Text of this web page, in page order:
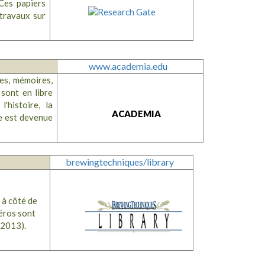
papiers
sur
www.academia.edu
mémoires,
sont en libre
la
est devenue
ACADEMIA
brewingtechniques/library
côté de
sont